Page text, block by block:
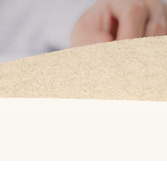
醫學（性
起障礙治